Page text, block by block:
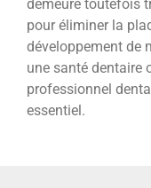
demeure toutefois
pour éliminer la
développement de
une santé dentaire
professionnel
essentiel.